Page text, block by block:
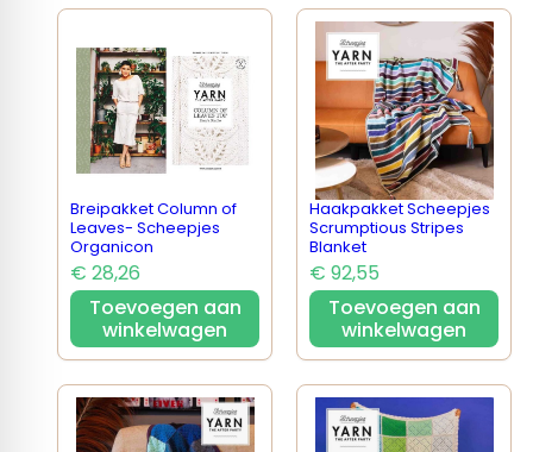
Breipakket Column of
Leaves- Scheepjes
Organicon
€ 28,26
Toevoegen aan
winkelwagen
Haakpakket Scheepjes
Scrumptious Stripes
Blanket
€ 92,55
Toevoegen aan
winkelwagen